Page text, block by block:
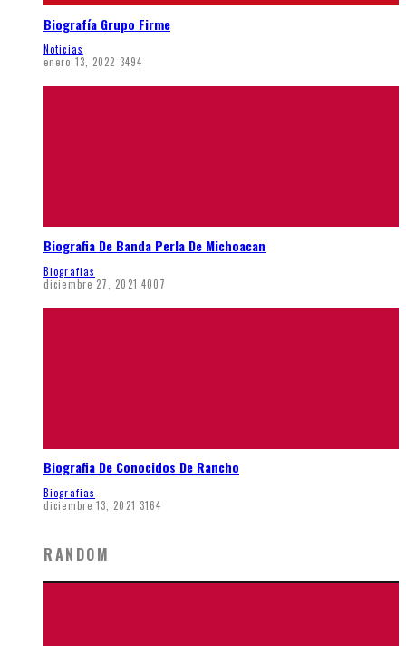
Biografía Grupo Firme
Noticias
enero 13, 2022 3494
Biografia De Banda Perla De Michoacan
Biografias
diciembre 27, 2021 4007
Biografia De Conocidos De Rancho
Biografias
diciembre 13, 2021 3164
RANDOM